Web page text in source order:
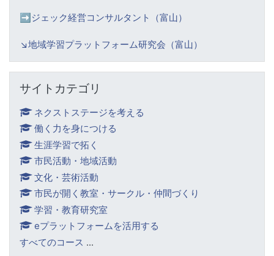
➡️ジェック経営コンサルタント（富山）
↘️地域学習プラットフォーム研究会（富山）
サイトカテゴリ
ネクストステージを考える
働く力を身につける
生涯学習で拓く
市民活動・地域活動
文化・芸術活動
市民が開く教室・サークル・仲間づくり
学習・教育研究室
eプラットフォームを活用する
すべてのコース ...